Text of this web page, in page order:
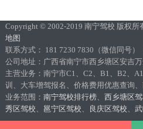
Copyright © 2002-2019 南宁驾校 版权所
地图
联系方式： 181 7230 7830（微信同号
公司地址：广西省南宁市西乡塘区安吉
主营业务：南宁市C1、C2、B1、B2、
训、大车增驾报名、价格费用优惠查询
业务范围： 南宁驾校排行榜、 西乡塘区
秀区驾校、 邕宁区驾校、 良庆区驾校、